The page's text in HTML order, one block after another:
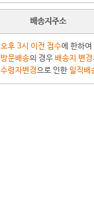
배송지주소
오후 3시 이전 접수에 한하여
방문배송의 경우 배송지 변
수령자변경으로 인한 일직배